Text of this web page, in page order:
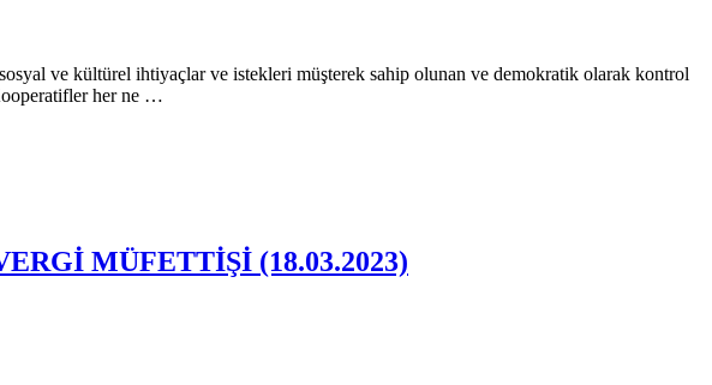
ve kültürel ihtiyaçlar ve istekleri müşterek sahip olunan ve demokratik olarak kontrol
her ne …
MÜFETTİŞİ (18.03.2023)